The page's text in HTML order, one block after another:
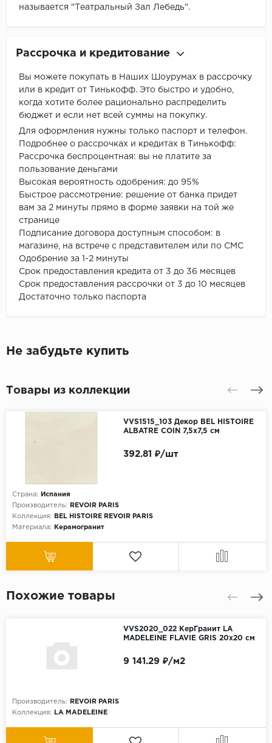
называется "Театральный Зал Лебедь".
Рассрочка и кредитование
Вы можете покупать в Наших Шоурумах в рассрочку
или в кредит от Тинькофф. Это быстро и удобно,
когда хотите более рационально распределить
бюджет и если нет всей суммы на покупку.
Для оформления нужны только паспорт и телефон.
Подробнее о рассрочках и кредитах в Тинькофф:
Рассрочка беспроцентная: вы не платите за
пользование деньгами
Высокая вероятность одобрения: до 95%
Быстрое рассмотрение: решение от банка придет
вам за 2 минуты прямо в форме заявки на той же
странице
Подписание договора доступным способом: в
магазине, на встрече с представителем или по СМС
Одобрение за 1-2 минуты
Срок предоставления кредита от 3 до 36 месяцев
Срок предоставления рассрочки от 3 до 10 месяцев
Достаточно только паспорта
Не забудьте купить
Товары из коллекции
VVS1515_103 Декор BEL HISTOIRE
ALBATRE COIN 7,5x7,5 см
Страна:
Испания
Производитель:
REVOIR PARIS
Коллекция:
BEL HISTOIRE REVOIR PARIS
Материала:
Керамогранит
392.81 ₽/шт
Похожие товары
VVS2020_022 КерГранит LA
MADELEINE FLAVIE GRIS 20x20 см
Производитель:
REVOIR PARIS
Коллекция:
LA MADELEINE
9 141.29 ₽/м2